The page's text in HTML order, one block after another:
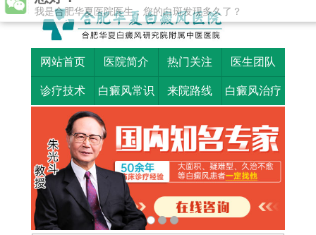
网站首页 医院简介 热门关注 医生团队
诊疗技术 白癜风常识 来院路线 白癜风治疗
您好！
我是合肥华夏医院医生，您的白斑发现多久了？